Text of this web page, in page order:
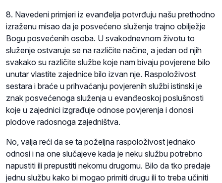
8. Navedeni primjeri iz evanđelja potvrđuju našu prethodno
izraženu misao da je posvećeno služenje trajno obilježje
Bogu posvećenih osoba. U svakodnevnom životu to
služenje ostvaruje se na različite načine, a jedan od njih
svakako su različite službe koje nam bivaju povjerene bilo
unutar vlastite zajednice bilo izvan nje. Raspoloživost
sestara i braće u prihvaćanju povjerenih službi istinski je
znak posvećenoga služenja u evanđeoskoj poslušnosti
koje u zajednici izgrađuje odnose povjerenja i donosi
plodove radosnoga zajedništva.
No, valja reći da se ta poželjna raspoloživost jednako
odnosi i na one slučajeve kada je neku službu potrebno
napustiti ili prepustiti nekomu drugomu. Bilo da tko predaje
jednu službu kako bi mogao primiti drugu ili to treba učiniti